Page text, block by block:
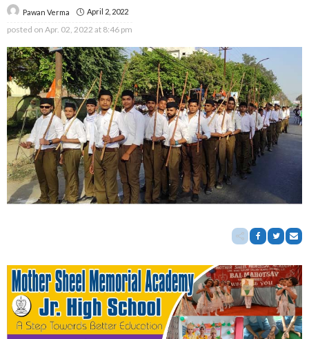
Pawan Verma April 2, 2022
posted on Apr. 02, 2022 at 8:46 pm